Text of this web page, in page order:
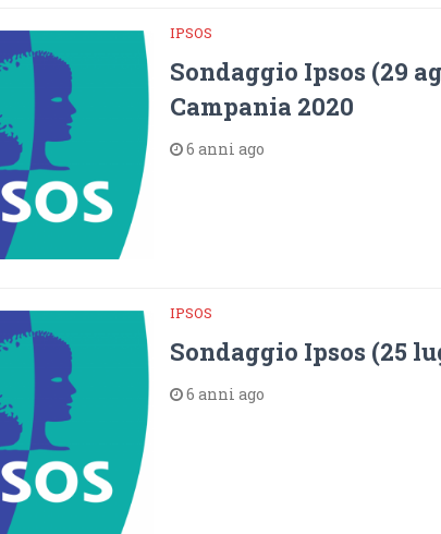
IPSOS
Sondaggio Ipsos (29
Campania 2020
6 anni ago
IPSOS
Sondaggio Ipsos (25
6 anni ago